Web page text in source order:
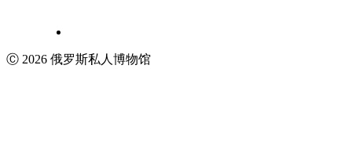
Ⓒ 2026 俄罗斯私人博物馆